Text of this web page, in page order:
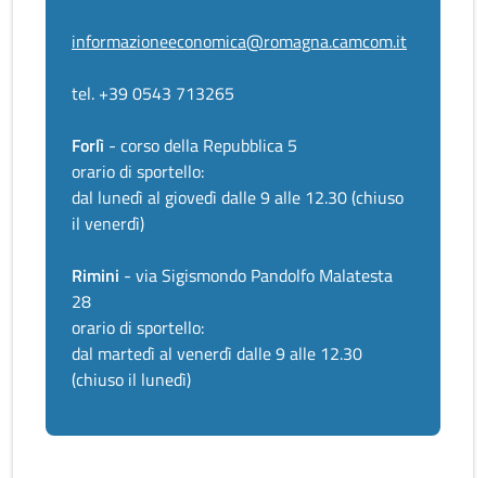
informazioneeconomica@romagna.camcom.it
tel. +39 0543 713265
Forlì - corso della Repubblica 5
orario di sportello:
dal lunedì al giovedì dalle 9 alle 12.30 (chiuso
il venerdì)
Rimini - via Sigismondo Pandolfo Malatesta
28
orario di sportello:
dal martedì al venerdì dalle 9 alle 12.30
(chiuso il lunedì)